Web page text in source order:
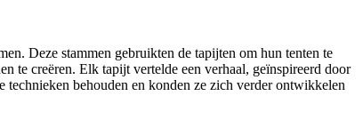
Deze stammen gebruikten de tapijten om hun tenten te
te creëren. Elk tapijt vertelde een verhaal, geïnspireerd door
behouden en konden ze zich verder ontwikkelen